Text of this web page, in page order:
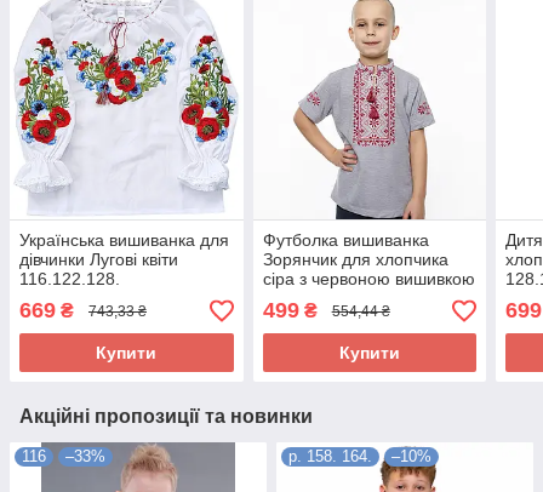
Українська вишиванка для
дівчинки Лугові квіти
116.122.128.
669 ₴ 743,33 ₴
Купити
Футболка вишиванка
Зорянчик для хлопчика
сіра з червоною вишивкою
трикотажна р.128. 134.
140. 146. 152.
499₴ 554,44 ₴
Купити
699
Акційні пропозиції та новинки
116 –33% р. 158. 164. –10%